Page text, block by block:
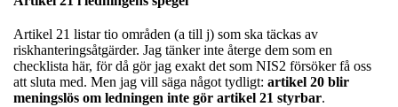
Artikel 21 listar tio områden (a till j) som ska täckas av
riskhanteringsåtgärder. Jag tänker inte återge dem som en
checklista här, för då gör jag exakt det som NIS2 försöker få oss
att sluta med. Men jag vill säga något tydligt: artikel 20 blir
meningslös om ledningen inte gör artikel 21 styrbar.